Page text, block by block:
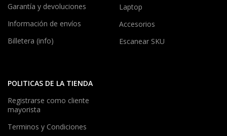
Garantía y devoluciones
Información de envíos
Billetera (info)
Laptop
Accesorios
Escanear SKU
POLITICAS DE LA TIENDA
Registrarse como cliente
mayorista
Terminos y Condiciones